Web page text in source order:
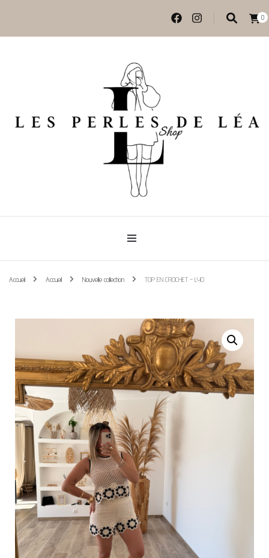
0
Les perles de Léa
Accueil Accueil Nouvelle collection TOP EN CROCHET – LYO